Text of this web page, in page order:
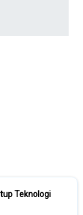
Teknologi